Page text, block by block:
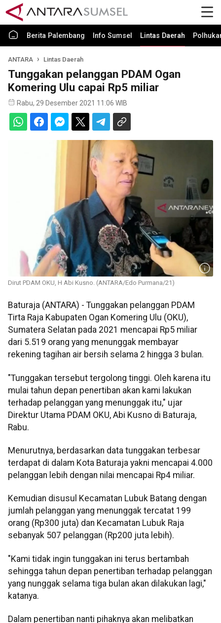
Berita Palembang Info Sumsel Lintas Daerah
ANTARA Lintas Daerah
Tunggakan pelanggan PDAM Ogan
Komering Ulu capai Rp5 miliar
Rabu, 29 Desember 2021 11:06 WIB
Dirut PDAM OKU, H Abi Kusno. (ANTARA/Edo Purmana/21)
Baturaja (ANTARA) - Tunggakan pelanggan PDAM
Tirta Raja Kabupaten Ogan Komering Ulu (OKU),
Sumatera Selatan pada 2021 mencapai Rp5 miliar
dari 5.519 orang yang menunggak membayar
rekening tagihan air bersih selama 2 hingga 3 bulan.
"Tunggakan tersebut tergolong tinggi. Oleh karena itu
mulai tahun depan penertiban akan kami lakukan
terhadap pelanggan yang menunggak itu," ujar
Direktur Utama PDAM OKU, Abi Kusno di Baturaja,
Rabu.
Menurutnya, berdasarkan data tunggakan terbesar
terdapat di dalam Kota Baturaja yakni mencapai 4.000
pelanggan lebih dengan nilai mencapai Rp4 miliar.
Kemudian disusul Kecamatan Lubuk Batang dengan
jumlah pelanggan yang menunggak tercatat 199
orang (Rp300 juta) dan Kecamatan Lubuk Raja
sebanyak 507 pelanggan (Rp200 juta lebih).
"Kami tidak ingin tunggakan ini terus bertambah
sehingga tahun depan penertiban terhadap pelanggan
yang nunggak selama tiga bulan akan dilakukan lagi,"
katanya.
Dalam penertiban nanti pihaknya akan melibatkan